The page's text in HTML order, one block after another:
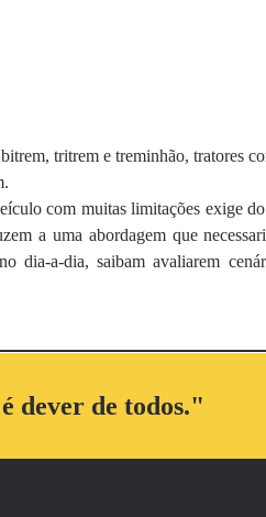
tritrem e treminhão, tratores
com muitas limitações exige
a uma abordagem que
dia-a-dia, saibam avaliarem
dever de todos."